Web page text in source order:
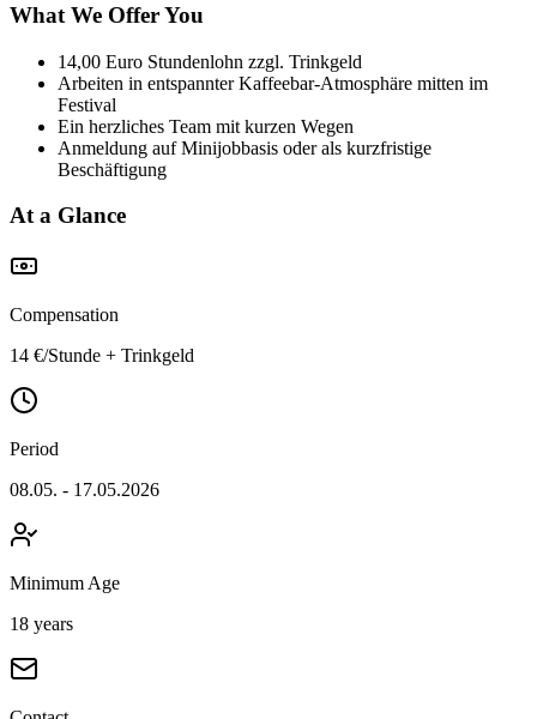
What We Offer You
14,00 Euro Stundenlohn zzgl. Trinkgeld
Arbeiten in entspannter Kaffeebar-Atmosphäre mitten im
Festival
Ein herzliches Team mit kurzen Wegen
Anmeldung auf Minijobbasis oder als kurzfristige
Beschäftigung
At a Glance
Compensation
14 €/Stunde + Trinkgeld
Period
08.05. - 17.05.2026
Minimum Age
18 years